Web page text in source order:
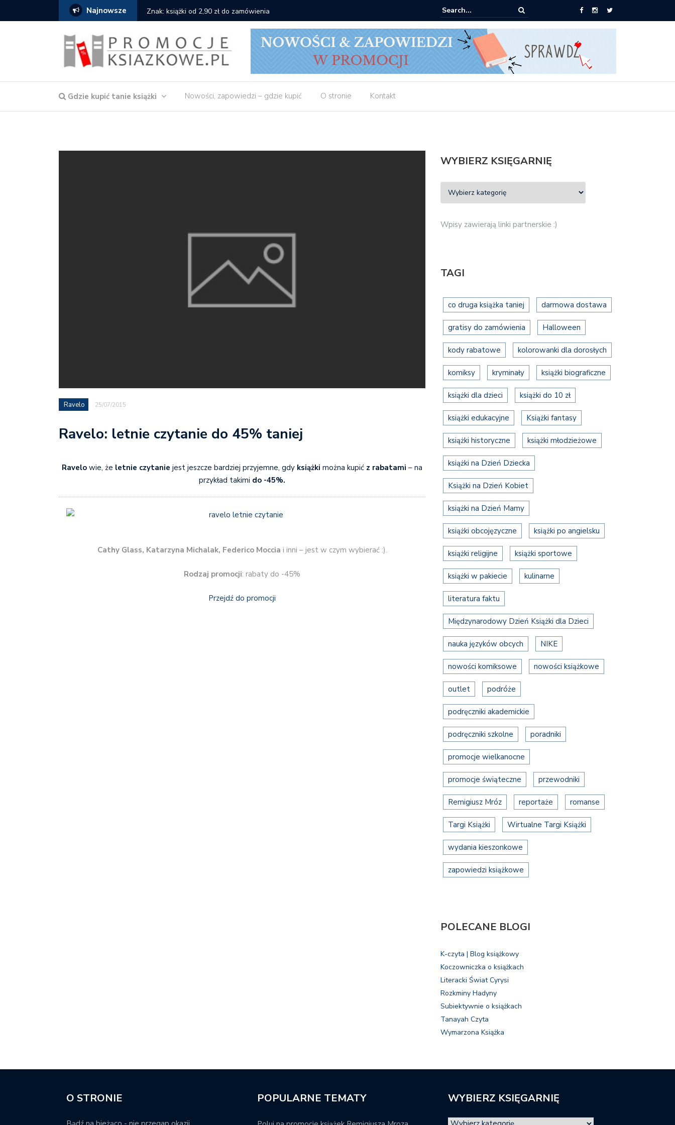
Najnowsze Znak: książki od 2,90 zł do zamówienia Matras: 10 książek za 69 zł
Gdzie kupić tanie książki Nowości, zapowiedzi – gdzie kupić O stronie Kontakt
Ravelo 25/07/2015
Ravelo: letnie czytanie do 45% taniej
Ravelo wie, że letnie czytanie jest jeszcze bardziej przyjemne, gdy książki można kupić z rabatami – na
przykład takimi do -45%.
Cathy Glass, Katarzyna Michalak, Federico Moccia i inni – jest w czym wybierać :).
Rodzaj promocji: rabaty do -45%
Przejdź do promocji
WYBIERZ KSIĘGARNIĘ
Wpisy zawierają linki partnerskie :)
TAGI
co druga książka taniej darmowa dostawa
gratisy do zamówienia Halloween
kody rabatowe kolorowanki dla dorosłych
komiksy kryminały książki biograficzne
książki dla dzieci książki do 10 zł
książki edukacyjne Książki fantasy
książki historyczne książki młodzieżowe
książki na Dzień Dziecka
Książki na Dzień Kobiet
książki na Dzień Mamy
książki obcojęzyczne książki po angielsku
książki religijne książki sportowe
książki w pakiecie kulinarne
literatura faktu
Międzynarodowy Dzień Książki dla Dzieci
nauka języków obcych NIKE
nowości komiksowe nowości książkowe
outlet podróże
podręczniki akademickie
podręczniki szkolne poradniki
promocje wielkanocne
promocje świąteczne przewodniki
Remigiusz Mróz reportaże romanse
Targi Książki Wirtualne Targi Książki
wydania kieszonkowe
zapowiedzi książkowe
POLECANE BLOGI
K-czyta | Blog książkowy
Koczowniczka o książkach
Literacki Świat Cyrysi
Rozkminy Hadyny
Subiektywnie o książkach
Tanayah Czyta
Wymarzona Książka
O STRONIE POPULARNE TEMATY WYBIERZ KSIĘGARNIĘ